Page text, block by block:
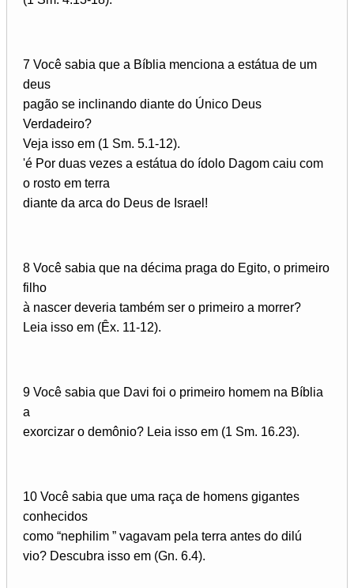
7 Você sabia que a Bíblia menciona a estátua de um
deus
pagão se inclinando diante do Único Deus
Verdadeiro?
Veja isso em (1 Sm. 5.1-12).
'é Por duas vezes a estátua do ídolo Dagom caiu com
o rosto em terra
diante da arca do Deus de Israel!
8 Você sabia que na décima praga do Egito, o primeiro
filho
à nascer deveria também ser o primeiro a morrer?
Leia isso em (Êx. 11-12).
9 Você sabia que Davi foi o primeiro homem na Bíblia
a
exorcizar o demônio? Leia isso em (1 Sm. 16.23).
10 Você sabia que uma raça de homens gigantes
conhecidos
como “nephilim ” vagavam pela terra antes do dilú­
vio? Descubra isso em (Gn. 6.4).